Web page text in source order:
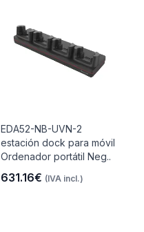
EDA52-NB-UVN-2
estación dock para móvil
Ordenador portátil Neg..
631.16€ (IVA incl.)